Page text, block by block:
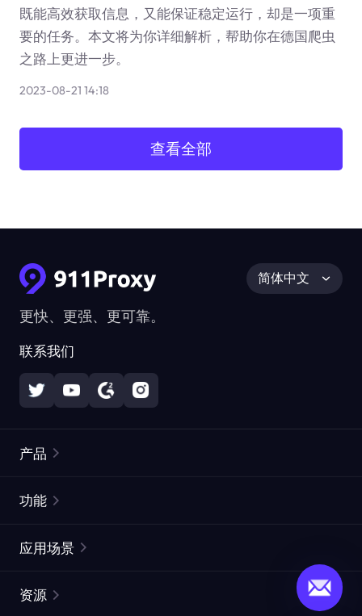
既能高效获取信息，又能保证稳定运行，却是一项重
要的任务。本文将为你详细解析，帮助你在德国爬虫
之路上更进一步。
2023-08-21 14:18
查看全部
更快、更强、更可靠。
联系我们
简体中文
产品
静态住宅代理
功能
ISP代理
应用场景
资源